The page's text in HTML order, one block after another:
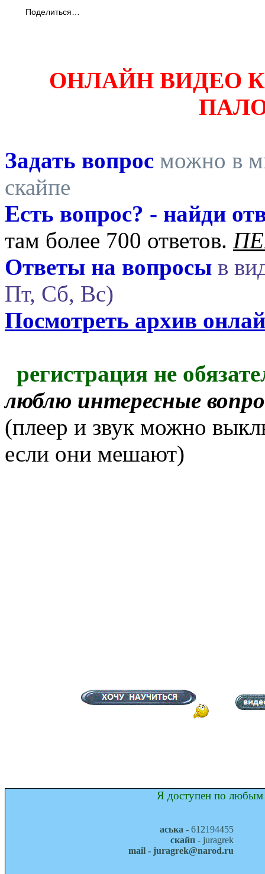
Поделиться…
ОНЛАЙН ВИДЕО
Задать вопрос можно в
скайпе
Есть вопрос? - найди
там более 700 ответов.
Ответы на вопросы в
Пт, Сб, Вс)
Посмотреть архив
регистрация не
люблю интересные
(плеер и звук можно
если они мешают)
Я доступен по любым
аська - 612194455
скайп - juragrek
mail - juragrek@narod.ru